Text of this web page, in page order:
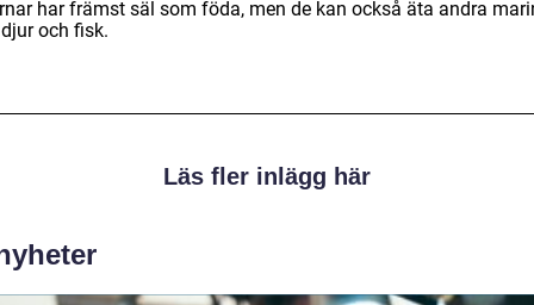
har främst säl som föda, men de kan också äta andra
och fisk.
Läs fler inlägg här